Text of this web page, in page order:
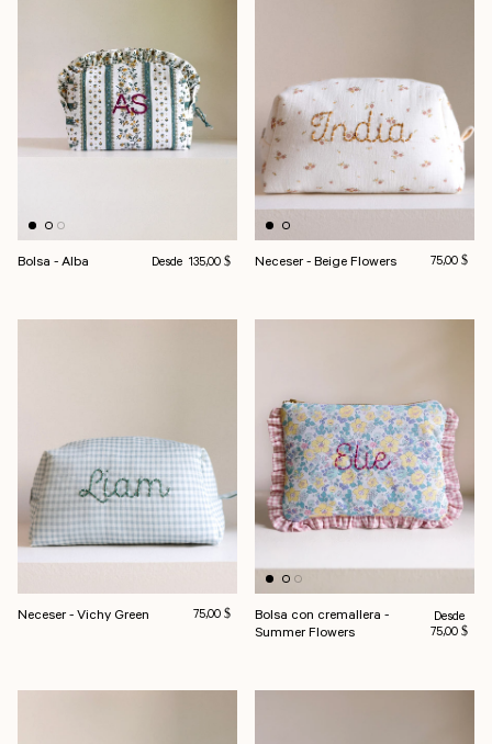
Bolsa - Alba Precio habitual
Desde 135,00 $ Neceser - Beige Flowers Precio
75,00 $
Neceser - Vichy Green Precio habitual
75,00 $
Bolsa con cremallera -
Summer Flowers
Precio
Desde
75,00 $